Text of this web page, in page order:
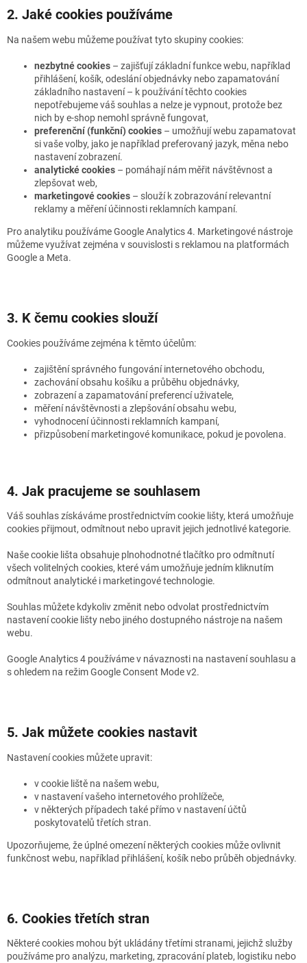
2. Jaké cookies používáme
Na našem webu můžeme používat tyto skupiny cookies:
nezbytné cookies – zajišťují základní funkce webu, například
přihlášení, košík, odeslání objednávky nebo zapamatování
základního nastavení – k používání těchto cookies
nepotřebujeme váš souhlas a nelze je vypnout, protože bez
nich by e-shop nemohl správně fungovat,
preferenční (funkční) cookies – umožňují webu zapamatovat
si vaše volby, jako je například preferovaný jazyk, měna nebo
nastavení zobrazení.
analytické cookies – pomáhají nám měřit návštěvnost a
zlepšovat web,
marketingové cookies – slouží k zobrazování relevantní
reklamy a měření účinnosti reklamních kampaní.
Pro analytiku používáme Google Analytics 4. Marketingové nástroje
můžeme využívat zejména v souvislosti s reklamou na platformách
Google a Meta.
3. K čemu cookies slouží
Cookies používáme zejména k těmto účelům:
zajištění správného fungování internetového obchodu,
zachování obsahu košíku a průběhu objednávky,
zobrazení a zapamatování preferencí uživatele,
měření návštěvnosti a zlepšování obsahu webu,
vyhodnocení účinnosti reklamních kampaní,
přizpůsobení marketingové komunikace, pokud je povolena.
4. Jak pracujeme se souhlasem
Váš souhlas získáváme prostřednictvím cookie lišty, která umožňuje
cookies přijmout, odmítnout nebo upravit jejich jednotlivé kategorie.
Naše cookie lišta obsahuje plnohodnotné tlačítko pro odmítnutí
všech volitelných cookies, které vám umožňuje jedním kliknutím
odmítnout analytické i marketingové technologie.
Souhlas můžete kdykoliv změnit nebo odvolat prostřednictvím
nastavení cookie lišty nebo jiného dostupného nástroje na našem
webu.
Google Analytics 4 používáme v návaznosti na nastavení souhlasu a
s ohledem na režim Google Consent Mode v2.
5. Jak můžete cookies nastavit
Nastavení cookies můžete upravit:
v cookie liště na našem webu,
v nastavení vašeho internetového prohlížeče,
v některých případech také přímo v nastavení účtů
poskytovatelů třetích stran.
Upozorňujeme, že úplné omezení některých cookies může ovlivnit
funkčnost webu, například přihlášení, košík nebo průběh objednávky.
6. Cookies třetích stran
Některé cookies mohou být ukládány třetími stranami, jejichž služby
používáme pro analýzu, marketing, zpracování plateb, logistiku nebo